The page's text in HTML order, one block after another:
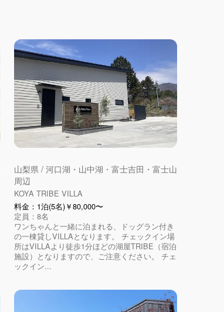
山梨県 / 河口湖・山中湖・富士吉田・富士山
周辺
KOYA TRIBE VILLA
料金：1泊(5名)￥80,000〜
定員：8名
ワンちゃんと一緒に泊まれる、ドッグラン付き
の一棟貸しVILLAとなります。 チェックイン場
所はVILLAより徒歩1分ほどの湖屋TRIBE（宿泊
施設）となりますので、ご注意ください。 チェ
ックイン...